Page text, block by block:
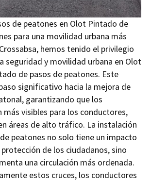
de peatones en Olot Pintado de
para una movilidad urbana más
hemos tenido el privilegio
seguridad y movilidad urbana en Olot
de pasos de peatones. Este
significativo hacia la mejora de
garantizando que los
más visibles para los conductores,
áreas de alto tráfico. La instalación
peatones no solo tiene un impacto
de los ciudadanos, sino
una circulación más ordenada.
estos cruces, los conductores